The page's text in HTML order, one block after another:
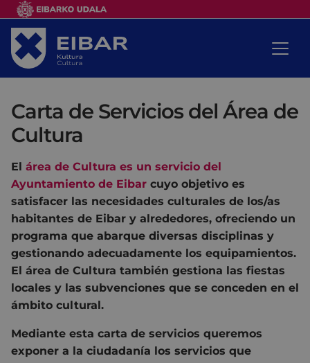
Carta de Servicios del Área de
Cultura
El área de Cultura es un servicio del
Ayuntamiento de Eibar cuyo objetivo es
satisfacer las necesidades culturales de los/as
habitantes de Eibar y alrededores, ofreciendo un
programa que abarque diversas disciplinas y
gestionando adecuadamente los equipamientos.
El área de Cultura también gestiona las fiestas
locales y las subvenciones que se conceden en el
ámbito cultural.
Mediante esta carta de servicios queremos
exponer a la ciudadanía los servicios que